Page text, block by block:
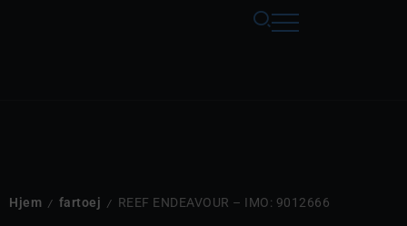
Hjem / fartoej / REEF ENDEAVOUR – IMO: 9012666